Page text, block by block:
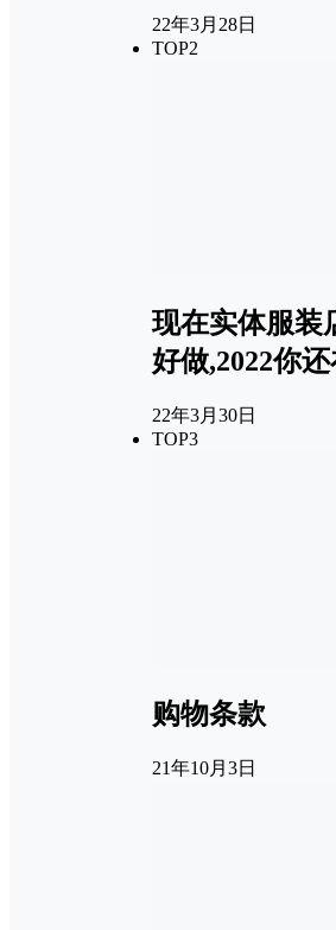
22年3月28日
TOP2
现在实体服装
好做,2022你
22年3月30日
TOP3
购物条款
21年10月3日